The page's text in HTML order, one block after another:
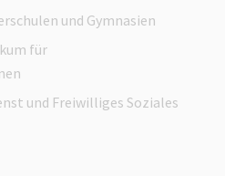
und Gymnasien
für
und Freiwilliges Soziales